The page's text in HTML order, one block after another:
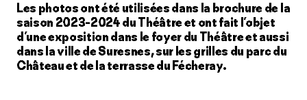
Les photos ont été utilisées dans la brochure de la
saison 2023-2024 du Théâtre et ont fait l’objet
d’une exposition dans le foyer du Théâtre et aussi
dans la ville de Suresnes, sur les grilles du parc du
Château et de la terrasse du Fécheray.